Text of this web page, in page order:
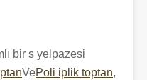
bir s yelpazesi
VePoli iplik toptan,